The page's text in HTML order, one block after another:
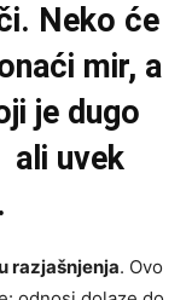
Neko će
mir, a
je dugo
ali uvek
razjašnjenja. Ovo